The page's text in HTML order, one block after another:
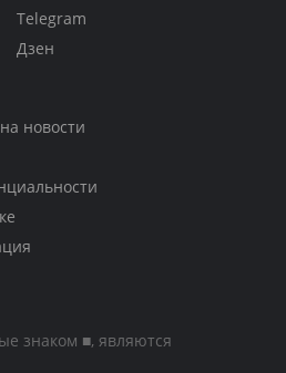
Telegram
Дзен
новости
знаком ■, являются